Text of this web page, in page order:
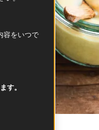
容をいつで
す。